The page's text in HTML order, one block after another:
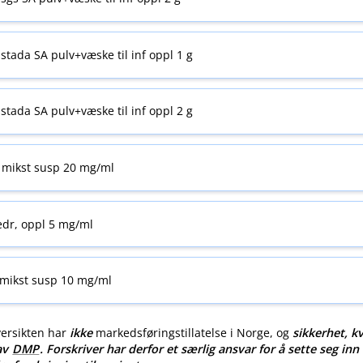
SA pulv+væske til inf oppl 1 g
SA pulv+væske til inf oppl 2 g
susp 20 mg/ml
oppl 5 mg/ml
susp 10 mg/ml
har ikkemarkedsføringstillatelse i Norge, ogsikkerhet,
DMP. Forskriver har derfor et særlig ansvar for å sette seg